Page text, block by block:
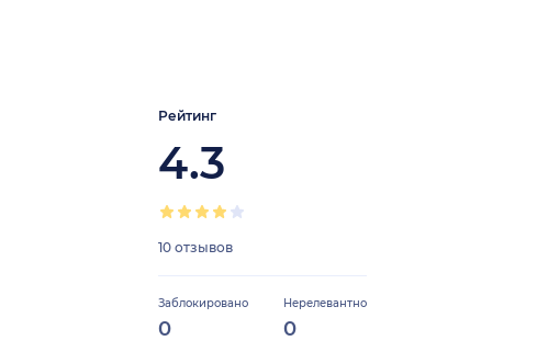
Рейтинг
4.3
10 отзывов
Заблокировано
0
Нерелевантно
0